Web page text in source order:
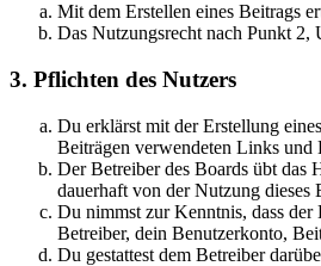
Mit dem Erstellen eines Beitrags
Das Nutzungsrecht nach Punkt 2,
3. Pflichten des Nutzers
Du erklärst mit der Erstellung
Beiträgen verwendeten Links und
Der Betreiber des Boards übt das
dauerhaft von der Nutzung dieses
Du nimmst zur Kenntnis, dass
Betreiber, dein Benutzerkonto,
Du gestattest dem Betreiber